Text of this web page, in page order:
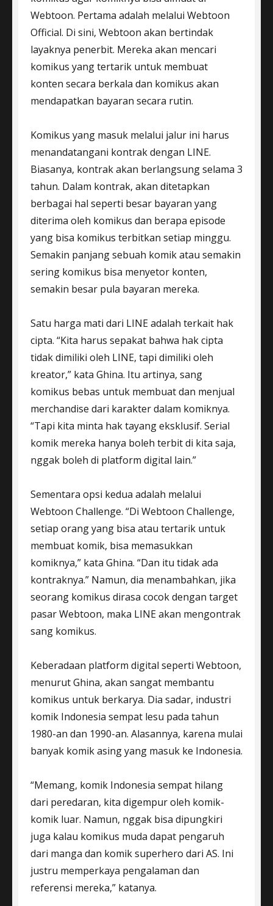
Webtoon. Pertama adalah melalui Webtoon
Official. Di sini, Webtoon akan bertindak
layaknya penerbit. Mereka akan mencari
komikus yang tertarik untuk membuat
konten secara berkala dan komikus akan
mendapatkan bayaran secara rutin.
Komikus yang masuk melalui jalur ini harus
menandatangani kontrak dengan LINE.
Biasanya, kontrak akan berlangsung selama 3
tahun. Dalam kontrak, akan ditetapkan
berbagai hal seperti besar bayaran yang
diterima oleh komikus dan berapa episode
yang bisa komikus terbitkan setiap minggu.
Semakin panjang sebuah komik atau semakin
sering komikus bisa menyetor konten,
semakin besar pula bayaran mereka.
Satu harga mati dari LINE adalah terkait hak
cipta. “Kita harus sepakat bahwa hak cipta
tidak dimiliki oleh LINE, tapi dimiliki oleh
kreator,” kata Ghina. Itu artinya, sang
komikus bebas untuk membuat dan menjual
merchandise dari karakter dalam komiknya.
“Tapi kita minta hak tayang eksklusif. Serial
komik mereka hanya boleh terbit di kita saja,
nggak boleh di platform digital lain.”
Sementara opsi kedua adalah melalui
Webtoon Challenge. “Di Webtoon Challenge,
setiap orang yang bisa atau tertarik untuk
membuat komik, bisa memasukkan
komiknya,” kata Ghina. “Dan itu tidak ada
kontraknya.” Namun, dia menambahkan, jika
seorang komikus dirasa cocok dengan target
pasar Webtoon, maka LINE akan mengontrak
sang komikus.
Keberadaan platform digital seperti Webtoon,
menurut Ghina, akan sangat membantu
komikus untuk berkarya. Dia sadar, industri
komik Indonesia sempat lesu pada tahun
1980-an dan 1990-an. Alasannya, karena mulai
banyak komik asing yang masuk ke Indonesia.
“Memang, komik Indonesia sempat hilang
dari peredaran, kita digempur oleh komik-
komik luar. Namun, nggak bisa dipungkiri
juga kalau komikus muda dapat pengaruh
dari manga dan komik superhero dari AS. Ini
justru memperkaya pengalaman dan
referensi mereka,” katanya.